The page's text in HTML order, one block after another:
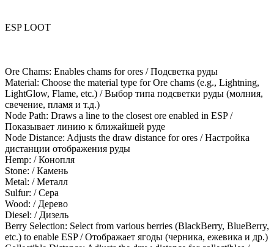
ESP LOOT
Ore Chams: Enables chams for ores / Подсветка руды
Material: Choose the material type for Ore chams (e.g., Lightning,
LightGlow, Flame, etc.) / Выбор типа подсветки руды (молния,
свечение, пламя и т.д.)
Node Path: Draws a line to the closest ore enabled in ESP /
Показывает линию к ближайшей руде
Node Distance: Adjusts the draw distance for ores / Настройка
дистанции отображения руды
Hemp: / Конопля
Stone: / Камень
Metal: / Металл
Sulfur: / Сера
Wood: / Дерево
Diesel: / Дизель
Berry Selection: Select from various berries (BlackBerry, BlueBerry,
etc.) to enable ESP / Отображает ягоды (черника, ежевика и др.)